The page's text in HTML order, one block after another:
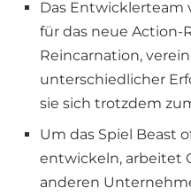
Das Entwicklerteam
für das neue Action-
Reincarnation,
unterschiedlicher
sie sich trotzdem
Um das Spiel Beast
entwickeln, arbeitet
anderen